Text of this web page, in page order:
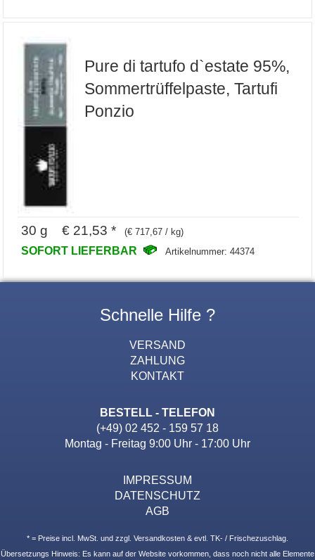
Pure di tartufo d`estate 95%,
Sommertrüffelpaste, Tartufi
Ponzio
30 g € 21,53 * (€ 717,67 / kg)
SOFORT LIEFERBAR Artikelnummer: 44374
Schnelle Hilfe ?
VERSAND
ZAHLUNG
KONTAKT
BESTELL - TELEFON
(+49) 02 452 - 159 57 18
Montag - Freitag 9:00 Uhr - 17:00 Uhr
IMPRESSUM
DATENSCHUTZ
AGB
* = Preise incl. MwSt. und zzgl. Versandkosten & evtl. TK- / Frischezuschlag.
Übersetzungs Hinweis: Es kann auf der Website vorkommen, dass noch nicht alle Elemente